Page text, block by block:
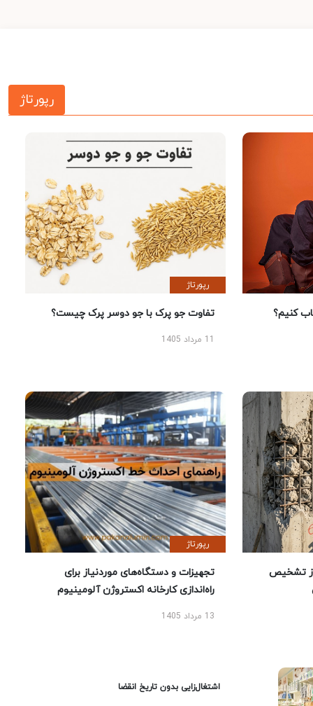
رپورتاژ
کنیم؟
رپورتاژ
تفاوت جو پرک با جو دوسر پرک چیست؟
تشخیص
رپورتاژ
تجهیزات و دستگاه‌های موردنیاز برای
راه‌اندازی کارخانه اکستروژن آلومینیوم
13 مرداد 1405
اشتغال‌زایی بدون تاریخ انقضا